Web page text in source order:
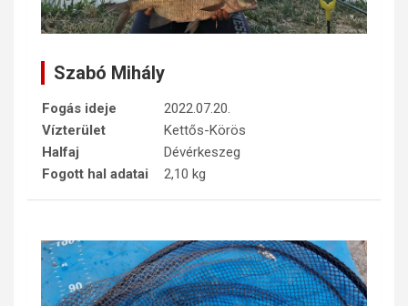
Szabó Mihály
Fogás ideje
2022.07.20.
Vízterület
Kettős-Körös
Halfaj
Dévérkeszeg
Fogott hal adatai
2,10 kg